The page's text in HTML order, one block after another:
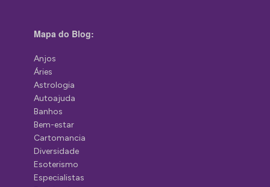
Mapa do Blog:
Anjos
Áries
Astrologia
Autoajuda
Banhos
Bem-estar
Cartomancia
Diversidade
Esoterismo
Especialistas